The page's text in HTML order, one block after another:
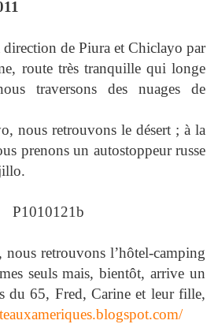
de Piura et Chiclayo par
route très tranquille qui longe
traversons des nuages de
nous retrouvons le désert ; à la
prenons un autostoppeur russe
nous retrouvons l’hôtel-camping
seuls mais, bientôt, arrive un
du 65, Fred, Carine et leur fille,